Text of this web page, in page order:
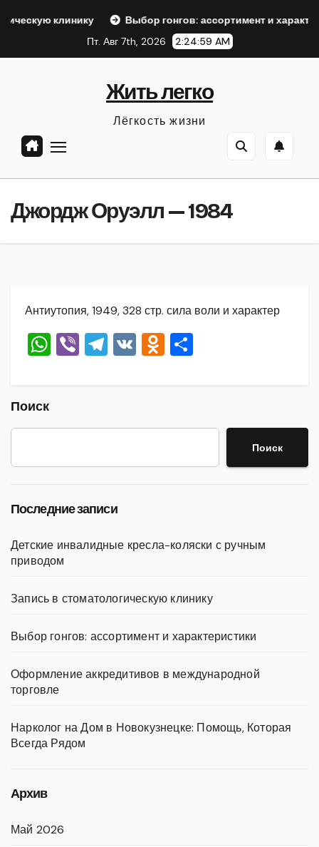
Выбор гонгов: ассортимент и характеристики
Пт. Авг 7th, 2026
2:25:00 AM
Жить легко
Лёгкость жизни
Джордж Оруэлл — 1984
Антиутопия, 1949, 328 стр. сила воли и характер
W
A
p
Vi T
a
m
V O
kl
a
в
и
Поиск
Поиск
Последние записи
Детские инвалидные кресла-коляски с ручным
приводом
Запись в стоматологическую клинику
Выбор гонгов: ассортимент и характеристики
Оформление аккредитивов в международной
торговле
Нарколог на Дом в Новокузнецке: Помощь, Которая
Всегда Рядом
Архив
Май 2026